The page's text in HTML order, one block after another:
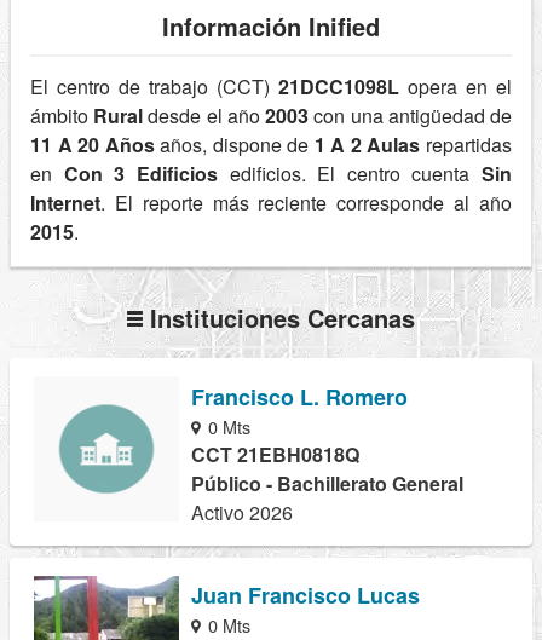
Información Inified
El centro de trabajo (CCT) 21DCC1098L opera en el
ámbito Ruraldesde el año2003con una antigüedad de
11 A 20 Añosaños, dispone de 1 A 2 Aulas repartidas
en Con 3 Edificiosedificios. El centro cuenta Sin
Internet. El reporte más reciente corresponde al año
2015.
Instituciones Cercanas
Francisco L. Romero
0 Mts
CCT 21EBH0818Q
Público - Bachillerato General
Activo 2026
Juan Francisco Lucas
0 Mts